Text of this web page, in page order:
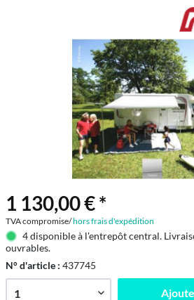
1 130,00 € *
TVA compromise/hors frais d'expédition
4 disponible à l'entrepôt central.
ouvrables.
N° d'article : 437745